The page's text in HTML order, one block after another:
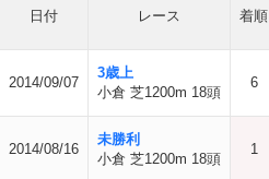
日付 レース 着順
2014/09/07
3歳上
小倉 芝1200m 18頭
6
2014/08/16
未勝利
小倉 芝1200m 18頭
1